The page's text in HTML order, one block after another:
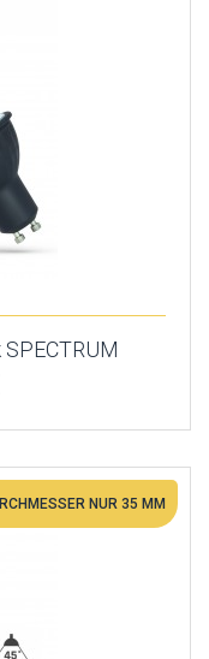
NUR 35 MM